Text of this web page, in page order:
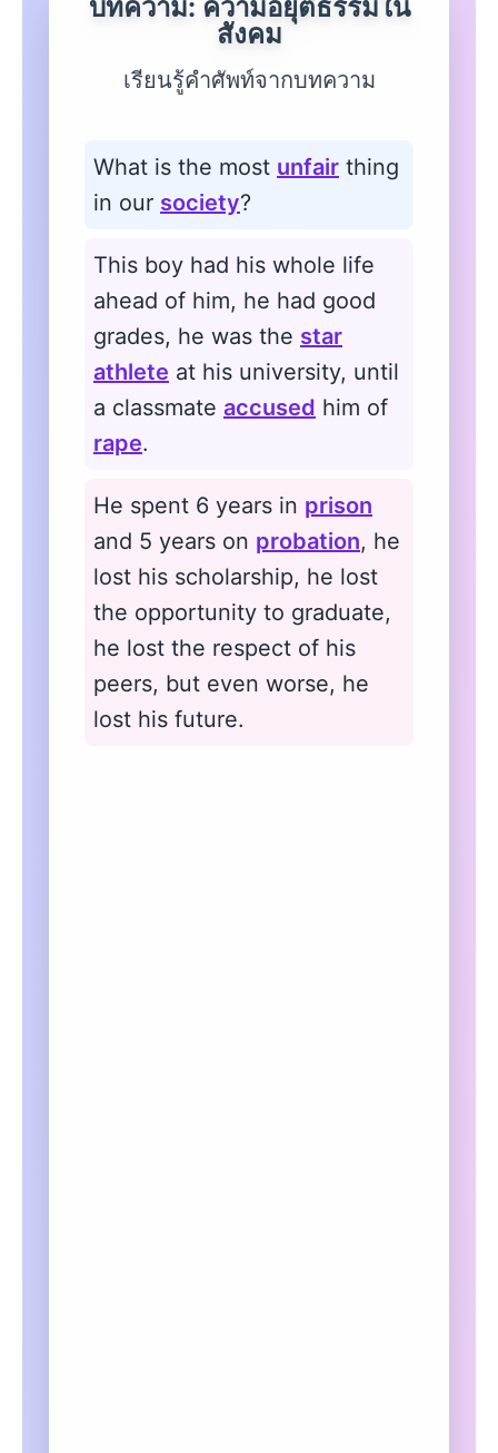
บทความ: ความอยุติธรรมใน
สังคม
เรียนรู้คำศัพท์จากบทความ
What is the most unfair thing
in our society?
This boy had his whole life
ahead of him, he had good
grades, he was the star
athlete at his university, until
a classmate accused him of
rape.
He spent 6 years in prison
and 5 years on probation, he
lost his scholarship, he lost
the opportunity to graduate,
he lost the respect of his
peers, but even worse, he
lost his future.